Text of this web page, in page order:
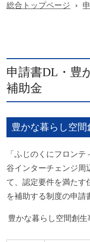
総合トップページ
›
申請書DL・豊
補助金
豊かな暮らし空
「ふじのくにフロン
谷インターチェンジ周
て、認定要件を満たす
を補助する制度の申請
豊かな暮らし空間創